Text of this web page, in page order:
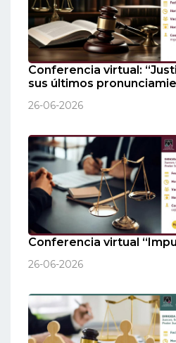
Conferencia virtual:
sus últimos
26-06-2026
Conferencia virtual
26-06-2026